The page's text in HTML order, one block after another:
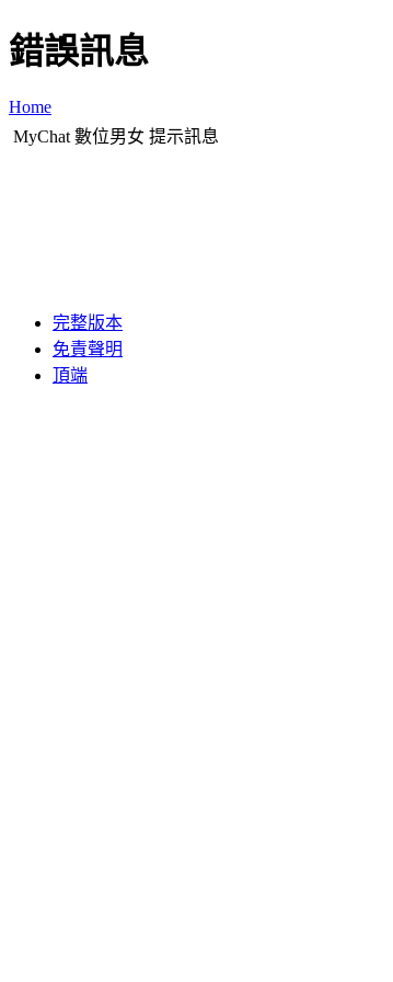
錯誤訊息
Home
MyChat 數位男女 提示訊息
完整版本
免責聲明
頂端